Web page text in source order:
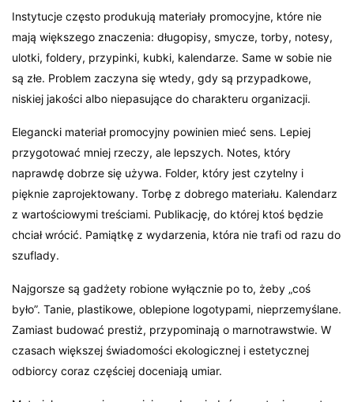
Instytucje często produkują materiały promocyjne, które nie
mają większego znaczenia: długopisy, smycze, torby, notesy,
ulotki, foldery, przypinki, kubki, kalendarze. Same w sobie nie
są złe. Problem zaczyna się wtedy, gdy są przypadkowe,
niskiej jakości albo niepasujące do charakteru organizacji.
Elegancki materiał promocyjny powinien mieć sens. Lepiej
przygotować mniej rzeczy, ale lepszych. Notes, który
naprawdę dobrze się używa. Folder, który jest czytelny i
pięknie zaprojektowany. Torbę z dobrego materiału. Kalendarz
z wartościowymi treściami. Publikację, do której ktoś będzie
chciał wrócić. Pamiątkę z wydarzenia, która nie trafi od razu do
szuflady.
Najgorsze są gadżety robione wyłącznie po to, żeby „coś
było”. Tanie, plastikowe, oblepione logotypami, nieprzemyślane.
Zamiast budować prestiż, przypominają o marnotrawstwie. W
czasach większej świadomości ekologicznej i estetycznej
odbiorcy coraz częściej doceniają umiar.